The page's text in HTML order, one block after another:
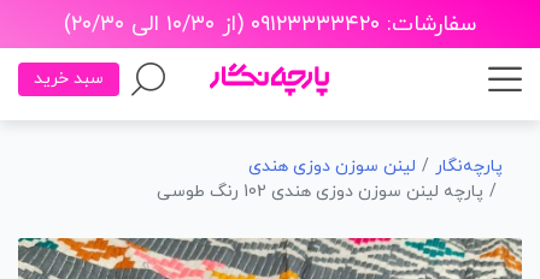
سفارشات: ۰۹۱۲۳۳۳۳۴۲۰ (از ۱۰/۳۰ الی ۲۰/۳۰)
سبد خرید
پارچه‌نگار
لینن سوزن دوزی هندی
پارچه لینن سوزن دوزی هندی 102 رنگ طوسی